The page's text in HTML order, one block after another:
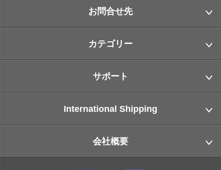
お問合せ先
カテゴリー
サポート
International Shipping
会社概要